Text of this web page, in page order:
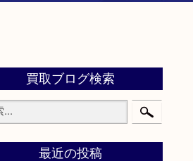
買取ブログ検索
最近の投稿